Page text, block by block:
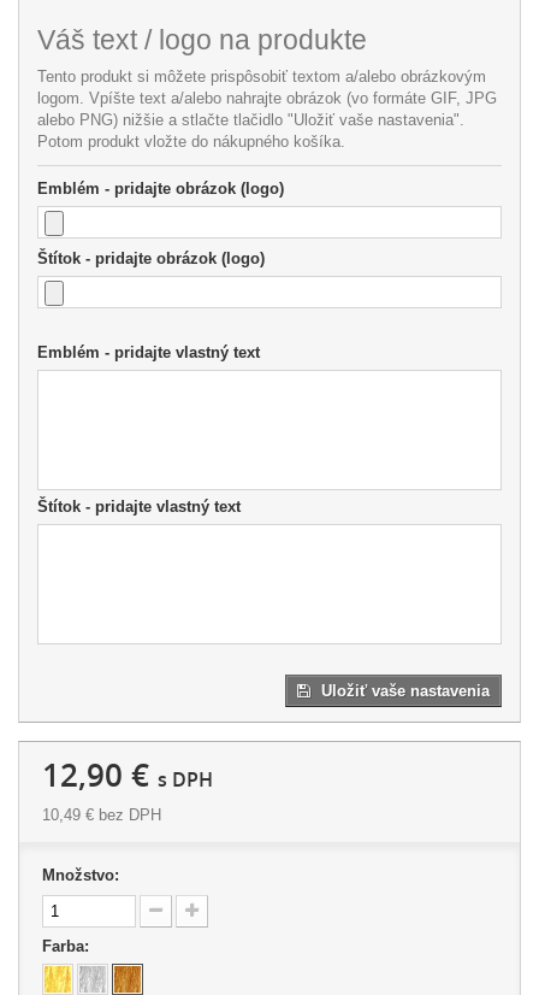
Váš text / logo na produkte
Tento produkt si môžete prispôsobiť textom a/alebo obrázkovým
logom. Vpíšte text a/alebo nahrajte obrázok (vo formáte GIF, JPG
alebo PNG) nižšie a stlačte tlačidlo "Uložiť vaše nastavenia".
Potom produkt vložte do nákupného košíka.
Emblém - pridajte obrázok (logo)
Štítok - pridajte obrázok (logo)
Emblém - pridajte vlastný text
Štítok - pridajte vlastný text
Uložiť vaše nastavenia
12,90 € s DPH
10,49 € bez DPH
Množstvo:
Farba: